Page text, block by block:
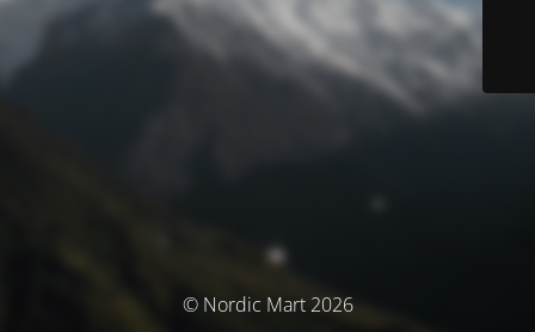
© Nordic Mart 2026